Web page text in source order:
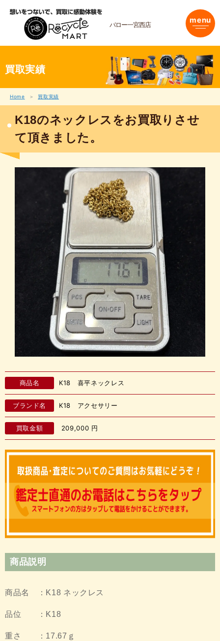
バロー一宮西店 menu
買取実績
Home 買取実績
K18のネックレスをお買取りさせ
て頂きました。
商品名 K18 喜平ネックレス
ブランド名 K18 アクセサリー
買取金額 209,000 円
商品説明
商品名 ：K18 ネックレス
品位 ：K18
重さ ：17.67ｇ